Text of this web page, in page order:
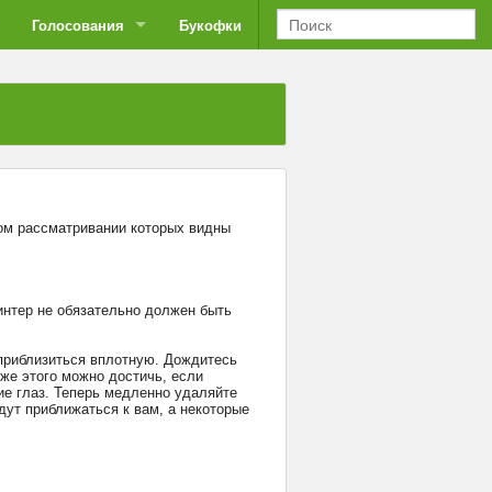
Голосования Букофки
рассматривании которых видны
не обязательно должен быть
вплотную. Дождитесь
этого можно достичь, если
глаз. Теперь медленно удаляйте
приближаться к вам, а некоторые